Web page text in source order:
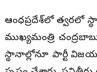
ఆంధ్రప్రదేశ్‌లో త్వరలో
ముఖ్యమంత్రి
స్థానాల్లోనూ పార్టీ